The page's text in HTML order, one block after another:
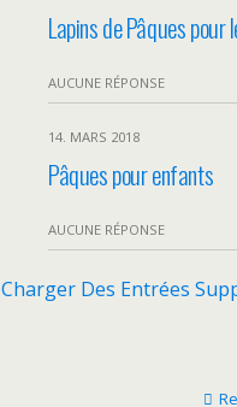
Lapins de Pâques pour
AUCUNE RÉPONSE
14. MARS 2018
Pâques pour enfants
AUCUNE RÉPONSE
Charger Des Entrées